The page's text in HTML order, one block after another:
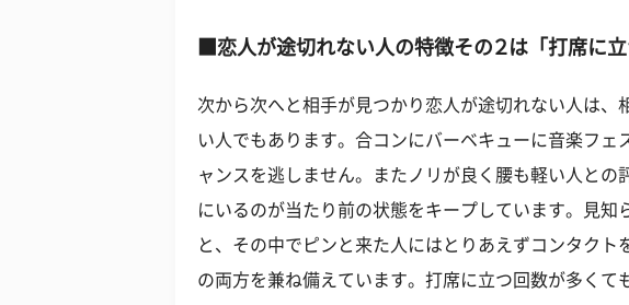
■恋人が途切れない人の特徴その２は「打席に立
次から次へと相手が見つかり恋人が途切れない人は、
い人でもあります。合コンにバーベキューに音楽フェ
ャンスを逃しません。またノリが良く腰も軽い人との
にいるのが当たり前の状態をキープしています。見知
と、その中でピンと来た人にはとりあえずコンタクト
の両方を兼ね備えています。打席に立つ回数が多くて